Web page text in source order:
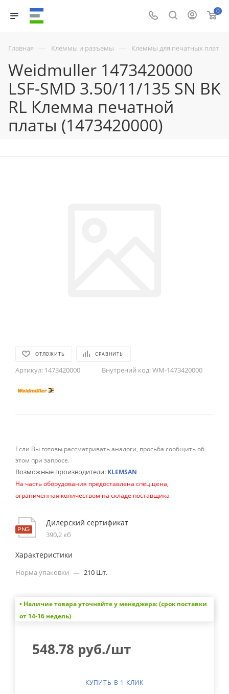
0
Главная — Клеммы и разъемы — Клеммы для печатных плат
Weidmuller 1473420000
LSF-SMD 3.50/11/135 SN BK
RL Клемма печатной
платы (1473420000)
ОТЛОЖИТЬ СРАВНИТЬ
Артикул: 1473420000 Внутрений код:WM-1473420000
Если Вы готовы рассматривать аналоги, просьба сообщить об
этом при запросе.
Возможные производители: KLEMSAN
На часть оборудования предоставлена спец.цена,
ограниченная количеством на складе поставщика
Дилерский сертификат
390,2 кб
Характеристики
Норма упаковки — 210 Шт.
• Наличие товара уточняйте у менеджера: (срок поставки
от 14-16 недель)
548.78 руб./шт
КУПИТЬ В 1 КЛИК